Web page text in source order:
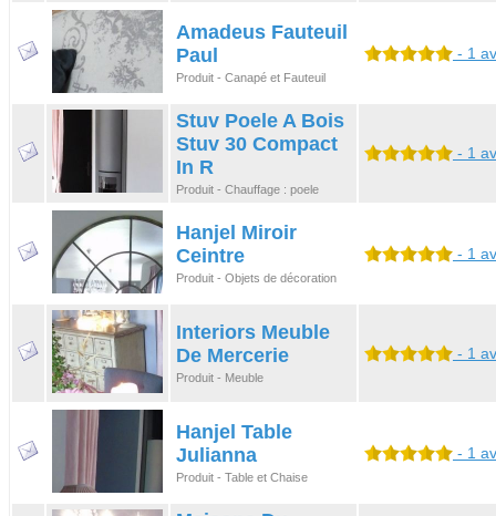
Amadeus Fauteuil
Paul
Produit - Canapé et Fauteuil
- 1
Stuv Poele A Bois
Stuv 30 Compact
In R
Produit - Chauffage : poele
- 1
Hanjel Miroir
Ceintre
Produit - Objets de décoration
- 1
Interiors Meuble
De Mercerie
Produit - Meuble
- 1
Hanjel Table
Julianna
Produit - Table et Chaise
- 1